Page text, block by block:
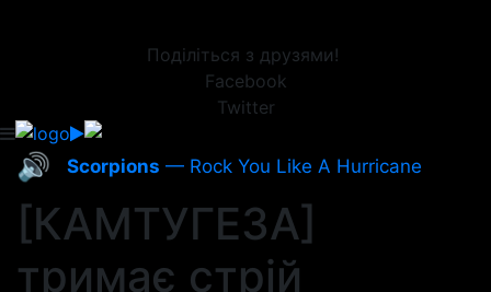
Поділіться з друзями!
Facebook
Twitter
🔊 Scorpions — Rock You Like A Hurricane
[КАМТУГЕЗА]
тримає стрій